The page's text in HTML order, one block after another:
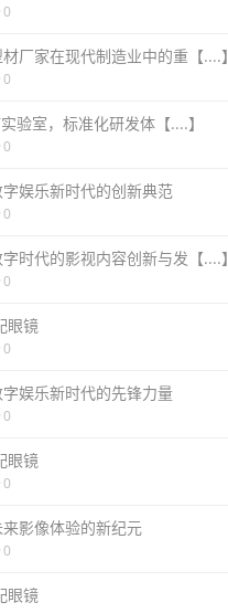
0
厂家在现代制造业中的重【....】
0
验室，标准化研发体【....】
0
娱乐新时代的创新典范
0
时代的影视内容创新与发【....】
0
眼镜
0
娱乐新时代的先锋力量
0
眼镜
0
影像体验的新纪元
0
眼镜